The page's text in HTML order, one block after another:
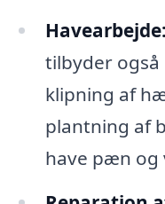
Havearbejde:
tilbyder
klipning af
plantning af
have pæn og